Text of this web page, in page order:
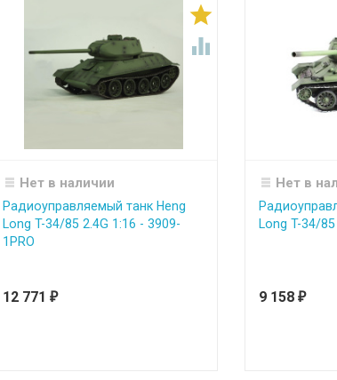


Нет в наличии
Радиоуправляемый танк Heng
Long T-34/85 2.4G 1:16 - 3909-
1PRO
12 771 ₽
Нет в
Long T-34/
9 158 ₽